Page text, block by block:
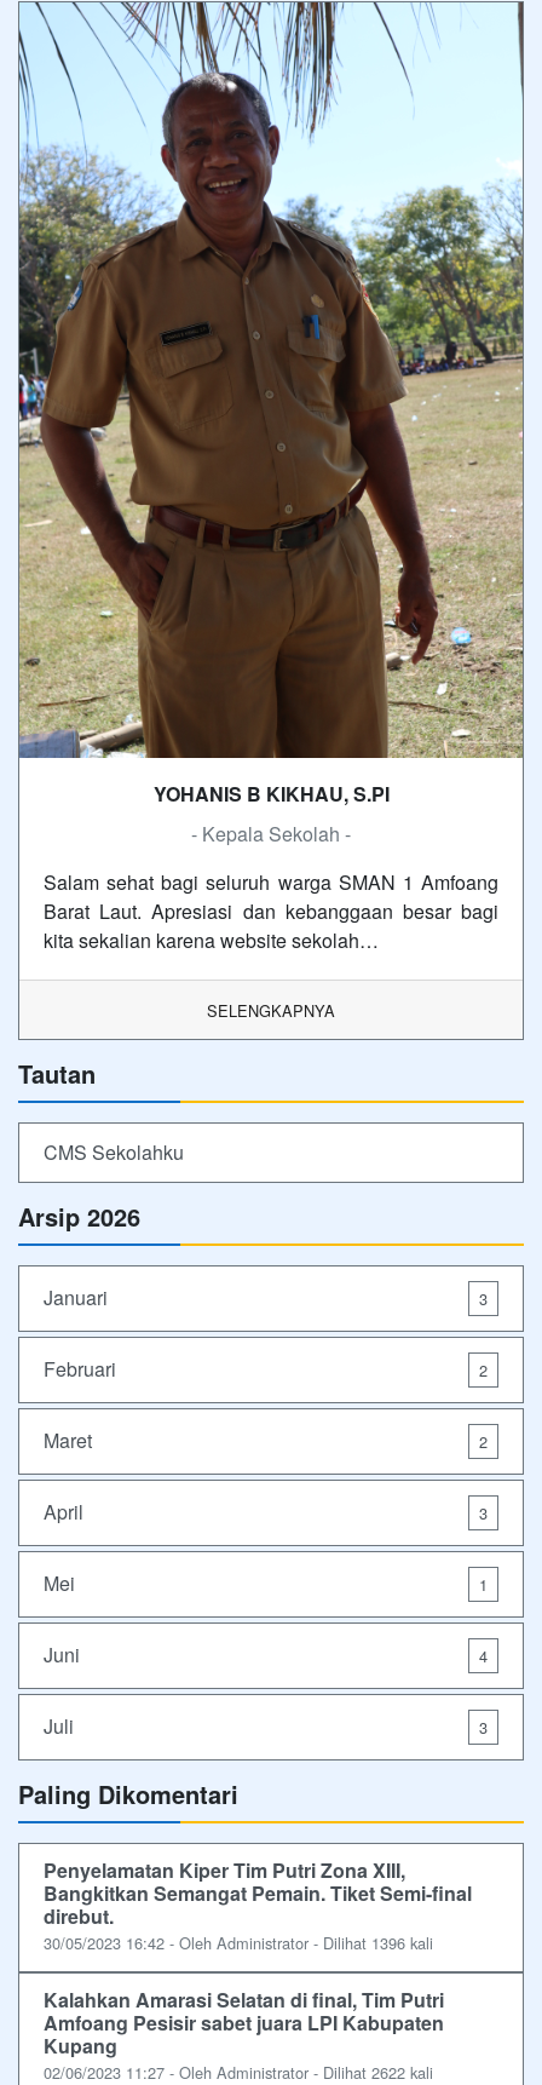
YOHANIS B KIKHAU, S.PI
- Kepala Sekolah -
Salam sehat bagi seluruh warga SMAN 1 Amfoang
Barat Laut. Apresiasi dan kebanggaan besar bagi
kita sekalian karena website sekolah…
SELENGKAPNYA
Tautan
CMS Sekolahku
Arsip 2026
Januari 3
Februari 2
Maret 2
April 3
Mei 1
Juni 4
Juli 3
Paling Dikomentari
Penyelamatan Kiper Tim Putri Zona XIII,
Bangkitkan Semangat Pemain. Tiket Semi-final
direbut.
30/05/2023 16:42 - Oleh Administrator - Dilihat 1396 kali
Kalahkan Amarasi Selatan di final, Tim Putri
Amfoang Pesisir sabet juara LPI Kabupaten
Kupang
02/06/2023 11:27 - Oleh Administrator - Dilihat 2622 kali